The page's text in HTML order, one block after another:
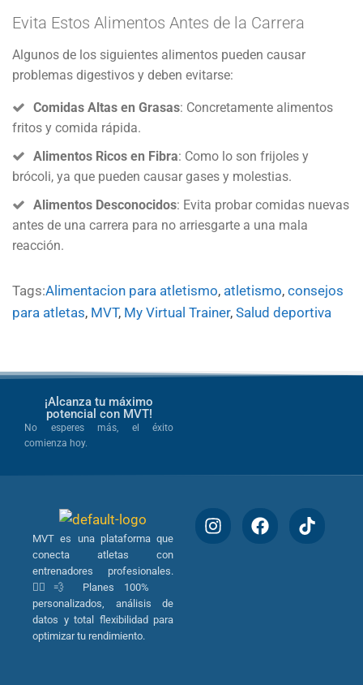
Evita Estos Alimentos Antes de la Carrera
Algunos de los siguientes alimentos pueden causar
problemas digestivos y deben evitarse:
Comidas Altas en Grasas: Concretamente alimentos
fritos y comida rápida.
Alimentos Ricos en Fibra: Como lo son frijoles y
brócoli, ya que pueden causar gases y molestias.
Alimentos Desconocidos: Evita probar comidas nuevas
antes de una carrera para no arriesgarte a una mala
reacción.
Tags:Alimentacion para atletismo, atletismo, consejos
para atletas, MVT, My Virtual Trainer, Salud deportiva
¡Alcanza tu máximo
potencial con MVT!
No esperes más, el éxito
comienza hoy.
MVT es una plataforma que
conecta atletas con
entrenadores profesionales.
🏃‍♂️💨 Planes 100%
personalizados, análisis de
datos y total flexibilidad para
optimizar tu rendimiento.